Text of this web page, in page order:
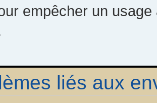
empêcher un
liés aux